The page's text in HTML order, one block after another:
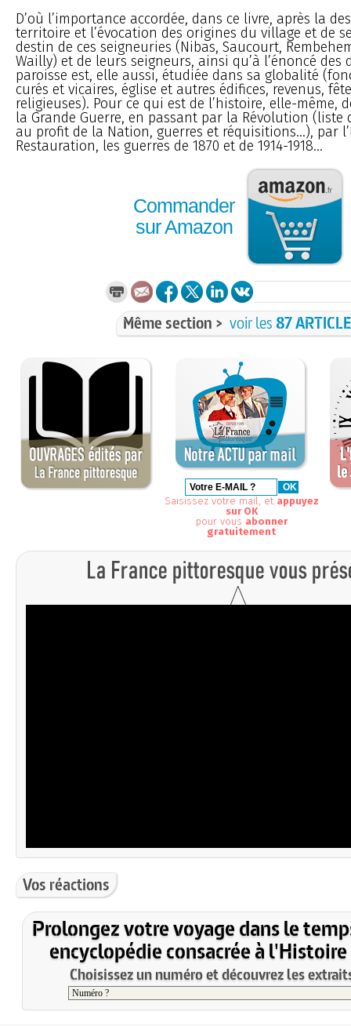
D’où l’importance accordée, dans ce livre, après la
territoire et l’évocation des origines du village et de
destin de ces seigneuries (Nibas, Saucourt,
Wailly) et de leurs seigneurs, ainsi qu’à l’énoncé des
paroisse est, elle aussi, étudiée dans sa globalité
curés et vicaires, église et autres édifices, revenus,
religieuses). Pour ce qui est de l’histoire, elle-même,
la Grande Guerre, en passant par la Révolution (liste
au profit de la Nation, guerres et réquisitions...), par
Restauration, les guerres de 1870 et de 1914-1918...
Commander
sur Amazon
Même section > voir les87
Saisissez votre mail, et appuyez
sur OK
pour vous abonner
gratuitement
Vos réactions
Prolongez votre voyage dans le
encyclopédie consacrée à l'Histoire
Choisissez un numéro et découvrez les